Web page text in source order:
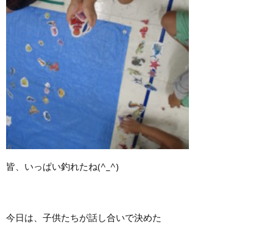
皆、いっぱい釣れたね(^_^)
今日は、子供たちが話し合いで決めた